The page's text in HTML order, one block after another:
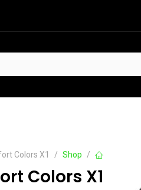
Shop
Colors X1
Colors X1